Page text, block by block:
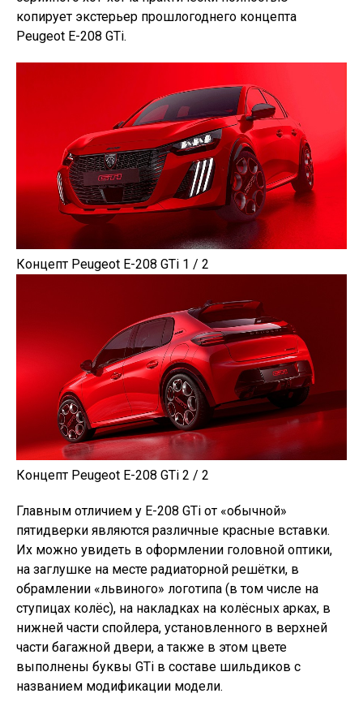
копирует экстерьер прошлогоднего концепта
Peugeot E-208 GTi.
Концепт Peugeot E-208 GTi 1 / 2
Концепт Peugeot E-208 GTi 2 / 2
Главным отличием у E-208 GTi от «обычной»
пятидверки являются различные красные вставки.
Их можно увидеть в оформлении головной оптики,
на заглушке на месте радиаторной решётки, в
обрамлении «львиного» логотипа (в том числе на
ступицах колёс), на накладках на колёсных арках, в
нижней части спойлера, установленного в верхней
части багажной двери, а также в этом цвете
выполнены буквы GTi в составе шильдиков с
названием модификации модели.